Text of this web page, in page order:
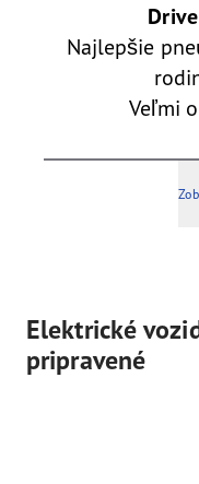
Najlepšie
Veľmi
Elektrické
pripravené